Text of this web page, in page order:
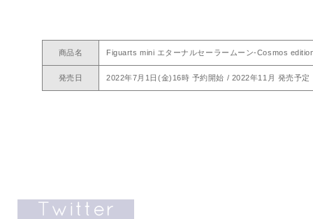
商品名 Figuarts mini エターナルセーラームーン-Cosmos
発売日 2022年7月1日(金)16時 予約開始 / 2022年11月 発売予定